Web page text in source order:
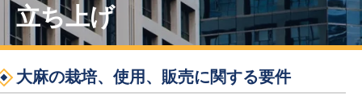
立ち上げ
大麻の栽培、使用、販売に関する要件